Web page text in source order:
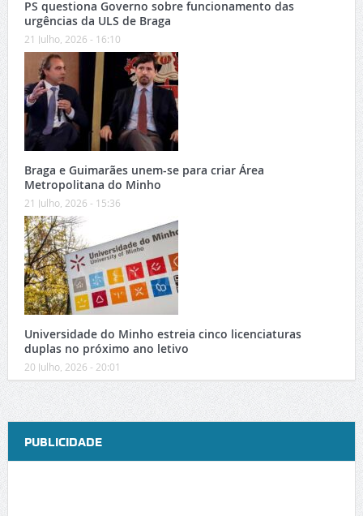
PS questiona Governo sobre funcionamento das
urgências da ULS de Braga
21 Julho, 2026 - 16:10
Braga e Guimarães unem-se para criar Área
Metropolitana do Minho
21 Julho, 2026 - 15:36
Universidade do Minho estreia cinco licenciaturas
duplas no próximo ano letivo
20 Julho, 2026 - 20:01
PUBLICIDADE